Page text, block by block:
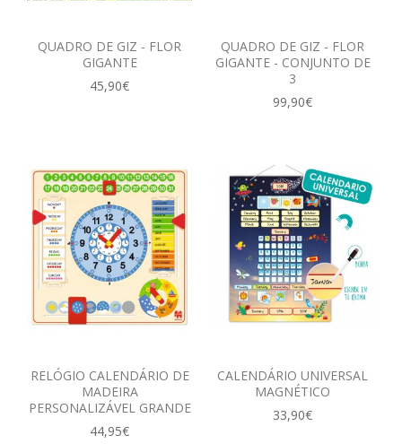
QUADRO DE GIZ - FLOR
GIGANTE
45,90€
QUADRO DE GIZ - FLOR
GIGANTE - CONJUNTO DE
3
99,90€
RELÓGIO CALENDÁRIO DE
MADEIRA
PERSONALIZÁVEL GRANDE
44,95€
CALENDÁRIO UNIVERSAL
MAGNÉTICO
33,90€